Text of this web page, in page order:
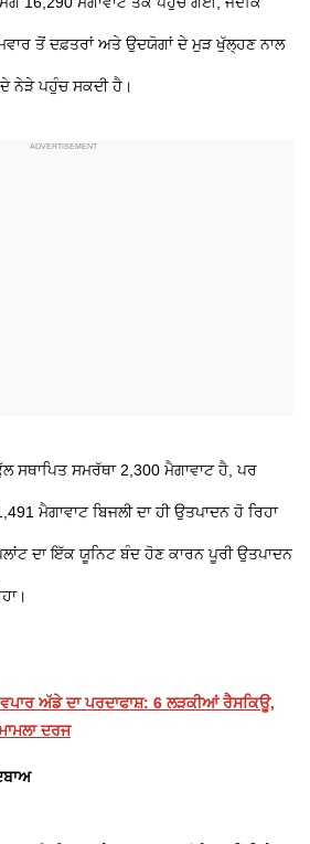
ਤੋਂ ਦਫ਼ਤਰਾਂ ਅਤੇ ਉਦਯੋਗਾਂ ਦੇ ਮੁੜ ਖੁੱਲ੍ਹਣ ਨਾਲ
ਨੇੜੇ ਪਹੁੰਚ ਸਕਦੀ ਹੈ।
ਸਥਾਪਿਤ ਸਮਰੱਥਾ 2,300 ਮੈਗਾਵਾਟ ਹੈ, ਪਰ
ਮੈਗਾਵਾਟ ਬਿਜਲੀ ਦਾ ਹੀ ਉਤਪਾਦਨ ਹੋ ਰਿਹਾ
ਦਾ ਇੱਕ ਯੂਨਿਟ ਬੰਦ ਹੋਣ ਕਾਰਨ ਪੂਰੀ ਉਤਪਾਦਨ
ਅੱਡੇ ਦਾ ਪਰਦਾਫਾਸ਼: 6 ਲੜਕੀਆਂ ਰੈਸਕਿਊ,
ਦਰਜ